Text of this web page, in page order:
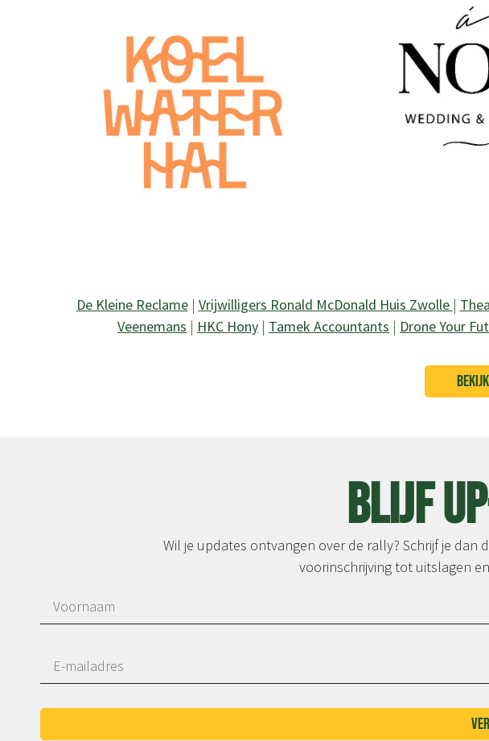
De Kleine Reclame| Vrijwilligers Ronald McDonald Huis Zwolle |
Veenemans | HKC Hony | Tamek Accountants | Drone Your
Blijf
Wil je updates ontvangen over de rally? Schrijf je
voorinschrijving tot uitslagen